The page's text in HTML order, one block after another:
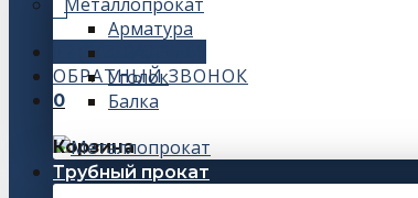
+7 (343) 243-56-66
ОБРАТНЫЙ ЗВОНОК
0
Корзина
Арматура
Уголок
Балка
Трубный прокат